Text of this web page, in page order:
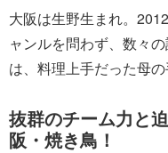
大阪は生野生まれ。
ャンルを問わず、数々
は、料理上手だった母の
抜群のチーム力と
阪・焼き鳥！